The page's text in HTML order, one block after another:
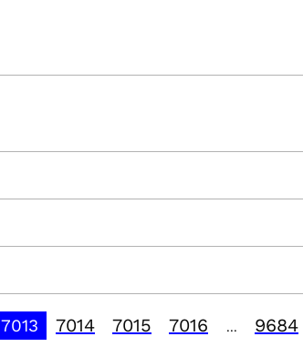
7013 7014 7015 7016 9684